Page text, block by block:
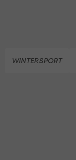
WINTERSPORT